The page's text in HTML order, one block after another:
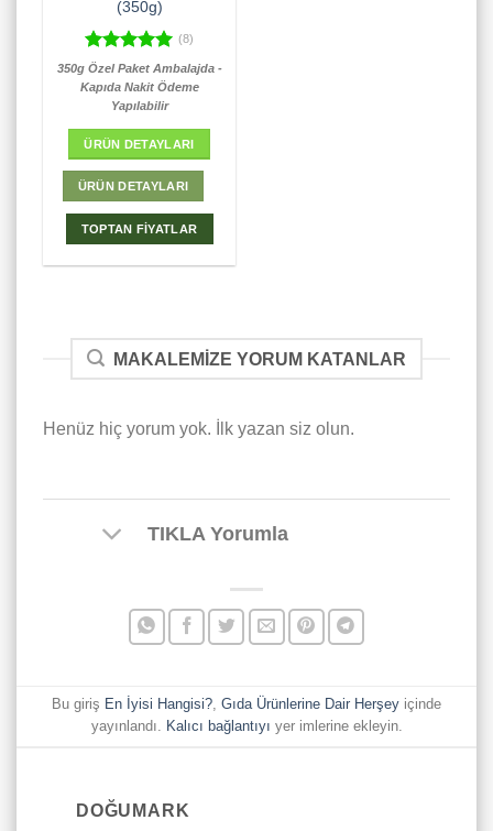
(350g)
5 üzerinden
5.00oy
aldı
(8)
350g Özel Paket Ambalajda -
Kapıda Nakit Ödeme
Yapılabilir
ÜRÜN DETAYLARI
ÜRÜN DETAYLARI
TOPTAN FİYATLAR
MAKALEMIZE YORUM KATANLAR
Henüz hiç yorum yok. İlk yazan siz olun.
TIKLA Yorumla
Bu giriş En İyisi Hangisi?, Gıda Ürünlerine Dair Herşey içinde
yayınlandı. Kalıcı bağlantıyı yer imlerine ekleyin.
DOĞUMARK